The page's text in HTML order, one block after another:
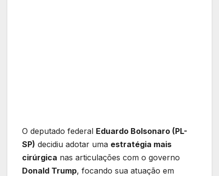
O deputado federal Eduardo Bolsonaro (PL-
SP) decidiu adotar uma estratégia mais
cirúrgica nas articulações com o governo
Donald Trump, focando sua atuação em